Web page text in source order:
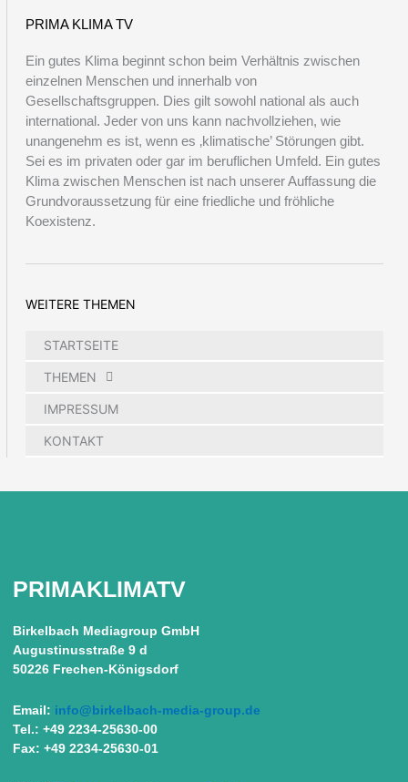
PRIMA KLIMA TV
Ein gutes Klima beginnt schon beim Verhältnis zwischen
einzelnen Menschen und innerhalb von
Gesellschaftsgruppen. Dies gilt sowohl national als auch
international. Jeder von uns kann nachvollziehen, wie
unangenehm es ist, wenn es ‚klimatische’ Störungen gibt.
Sei es im privaten oder gar im beruflichen Umfeld. Ein gutes
Klima zwischen Menschen ist nach unserer Auffassung die
Grundvoraussetzung für eine friedliche und fröhliche
Koexistenz.
WEITERE THEMEN
STARTSEITE
THEMEN
IMPRESSUM
KONTAKT
PRIMAKLIMATV
Birkelbach Mediagroup GmbH
Augustinusstraße 9 d
50226 Frechen-Königsdorf
Email: info@birkelbach-media-group.de
Tel.: +49 2234-25630-00
Fax: +49 2234-25630-01